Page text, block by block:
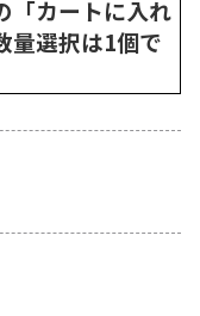
「カートに入れ
量選択は1個で